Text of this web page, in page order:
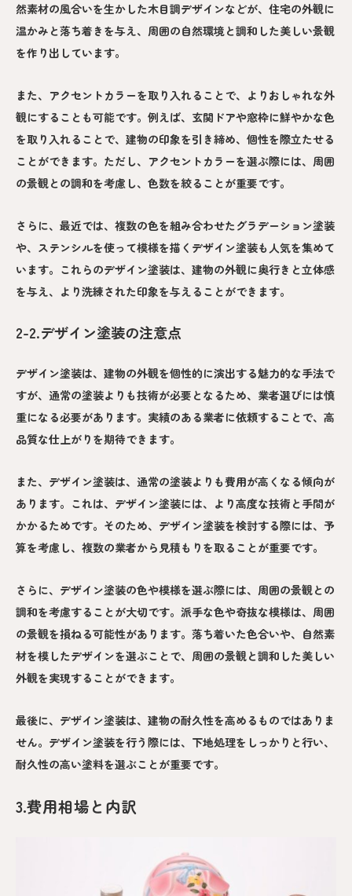
然素材の風合いを生かした木目調デザインなどが、住宅の外観に
温かみと落ち着きを与え、周囲の自然環境と調和した美しい景観
を作り出しています。
また、アクセントカラーを取り入れることで、よりおしゃれな外
観にすることも可能です。例えば、玄関ドアや窓枠に鮮やかな色
を取り入れることで、建物の印象を引き締め、個性を際立たせる
ことができます。ただし、アクセントカラーを選ぶ際には、周囲
の景観との調和を考慮し、色数を絞ることが重要です。
さらに、最近では、複数の色を組み合わせたグラデーション塗装
や、ステンシルを使って模様を描くデザイン塗装も人気を集めて
います。これらのデザイン塗装は、建物の外観に奥行きと立体感
を与え、より洗練された印象を与えることができます。
2-2.デザイン塗装の注意点
デザイン塗装は、建物の外観を個性的に演出する魅力的な手法で
すが、通常の塗装よりも技術が必要となるため、業者選びには慎
重になる必要があります。実績のある業者に依頼することで、高
品質な仕上がりを期待できます。
また、デザイン塗装は、通常の塗装よりも費用が高くなる傾向が
あります。これは、デザイン塗装には、より高度な技術と手間が
かかるためです。そのため、デザイン塗装を検討する際には、予
算を考慮し、複数の業者から見積もりを取ることが重要です。
さらに、デザイン塗装の色や模様を選ぶ際には、周囲の景観との
調和を考慮することが大切です。派手な色や奇抜な模様は、周囲
の景観を損ねる可能性があります。落ち着いた色合いや、自然素
材を模したデザインを選ぶことで、周囲の景観と調和した美しい
外観を実現することができます。
最後に、デザイン塗装は、建物の耐久性を高めるものではありま
せん。デザイン塗装を行う際には、下地処理をしっかりと行い、
耐久性の高い塗料を選ぶことが重要です。
3.費用相場と内訳